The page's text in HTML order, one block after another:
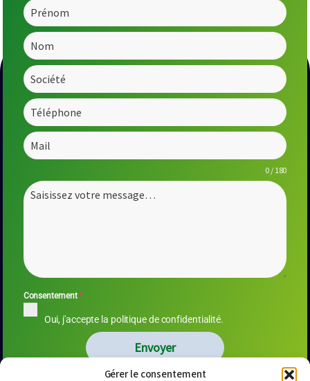
Gérer le consentement
0 / 180
Consentement*
Oui, j'accepte la politique de confidentialité.
Envoyer